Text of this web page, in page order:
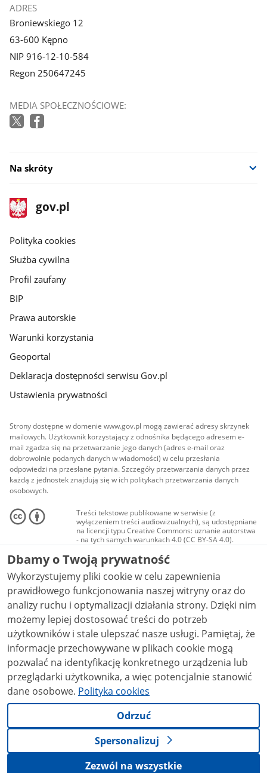
stopka
ADRES
Broniewskiego 12
63-600 Kępno
NIP 916-12-10-584
Regon 250647245
MEDIA SPOŁECZNOŚCIOWE:
Na skróty
stopka
gov.pl
Strona
gov.pl
gov.pl
Polityka cookies
Służba cywilna
Profil zaufany
BIP
Prawa autorskie
Warunki korzystania
Geoportal
Deklaracja dostępności serwisu Gov.pl
Ustawienia prywatności
Strony dostępne w domenie www.gov.pl mogą zawierać adresy skrzynek
mailowych. Użytkownik korzystający z odnośnika będącego adresem e-
mail zgadza się na przetwarzanie jego danych (adres e-mail oraz
dobrowolnie podanych danych w wiadomości) w celu przesłania
odpowiedzi na przesłane pytania. Szczegóły przetwarzania danych przez
każdą z jednostek znajdują się w ich politykach przetwarzania danych
osobowych.
Treści tekstowe publikowane w serwisie (z
wyłączeniem treści audiowizualnych), są udostępniane
na licencji typu Creative Commons: uznanie autorstwa
- na tych samych warunkach 4.0 (CC BY-SA 4.0).
Materiały audiowizualne, w tym zdjęcia, materiały
audio i wideo, są udostępniane na licencji typu
Creative Commons: uznanie autorstwa użycie
niekomercyjne - bez utworów zależnych 4.0 (CC BY-
NC-ND 4.0), o ile nie jest to stwierdzone inaczej.
Dbamy o Twoją prywatność
Wykorzystujemy pliki cookie w celu zapewnienia
prawidłowego funkcjonowania naszej witryny oraz do
analizy ruchu i optymalizacji działania strony. Dzięki nim
możemy lepiej dostosować treści do potrzeb
użytkowników i stale ulepszać nasze usługi. Pamiętaj, że
informacje przechowywane w plikach cookie mogą
pozwalać na identyfikację konkretnego urządzenia lub
przeglądarki użytkownika, a więc potencjalnie stanowić
dane osobowe. Polityka cookies
Odrzuć
Spersonalizuj
Zezwól na wszystkie